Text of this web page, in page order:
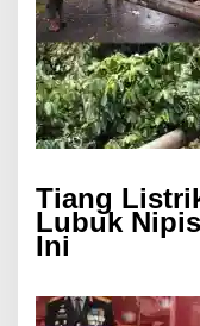
Tiang
Lubuk
Ini